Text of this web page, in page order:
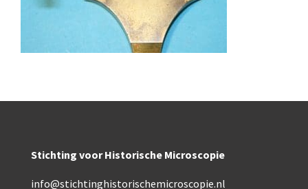
Culpeper (ca. 1735)
Cuff (ca. 1745)
volgens Culpeper (1750-1780)
Stichting voor Historische Microscopie
info@stichtinghistorischemicroscopie.nl